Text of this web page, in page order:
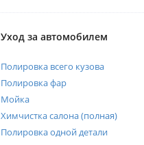
Уход за автомобилем
Полировка всего кузова
Полировка фар
Мойка
Химчистка салона (полная)
Полировка одной детали